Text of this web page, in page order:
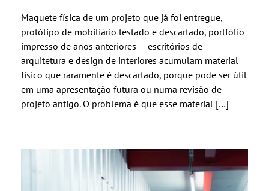
Maquete física de um projeto que já foi entregue,
protótipo de mobiliário testado e descartado, portfólio
impresso de anos anteriores — escritórios de
arquitetura e design de interiores acumulam material
físico que raramente é descartado, porque pode ser útil
em uma apresentação futura ou numa revisão de
projeto antigo. O problema é que esse material […]